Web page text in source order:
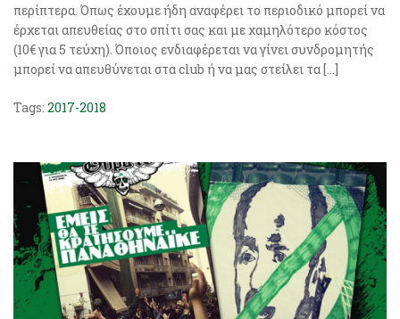
περίπτερα. Όπως έχουμε ήδη αναφέρει το περιοδικό μπορεί να
έρχεται απευθείας στο σπίτι σας και με χαμηλότερο κόστος
(10€ για 5 τεύχη). Όποιος ενδιαφέρεται να γίνει συνδρομητής
μπορεί να απευθύνεται στα club ή να μας στείλει τα […]
Tags: 2017-2018